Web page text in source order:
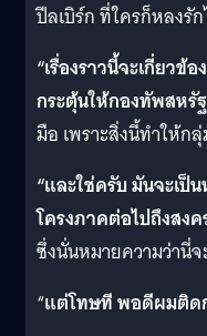
ปีลเบิร์ก ที่ใครก็หลงรั
“เรื่องราวนี้จะเกี่ยว
กระตุ้นให้กองทัพสหรั
มือ เพราะสิ่งนี้ทำให้ก
“และใช่ครับ มันจะเป็
โครงภาคต่อไปถึงสง
ซึ่งนั่นหมายความว่านี่
“แต่โทษที พอดีผมติดก